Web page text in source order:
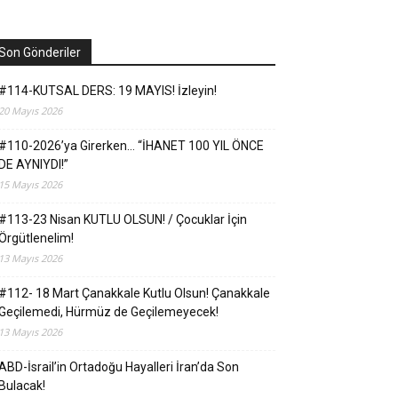
Gönderiler
KUTSAL DERS: 19 MAYIS! İzleyin!
Mayıs 2026
2026’ya Girerken… “İHANET 100 YIL ÖNCE
AYNIYDI!”
Mayıs 2026
23 Nisan KUTLU OLSUN! / Çocuklar İçin
Mayıs 2026
18 Mart Çanakkale Kutlu Olsun! Çanakkale
Hürmüz de Geçilemeyecek!
Mayıs 2026
İsrail’in Ortadoğu Hayalleri İran’da Son